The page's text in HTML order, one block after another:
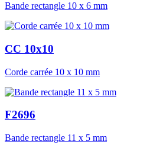
Bande rectangle 10 x 6 mm
CC 10x10
Corde carrée 10 x 10 mm
F2696
Bande rectangle 11 x 5 mm